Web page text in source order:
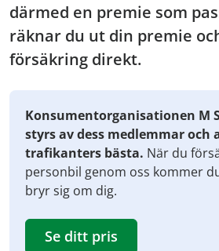
därmed en premie som
räknar du ut din premie
försäkring direkt.
Konsumentorganisationen M
styrs av dess medlemmar och
trafikanters bästa. När du
personbil genom oss kommer
bryr sig om dig.
Se ditt pris